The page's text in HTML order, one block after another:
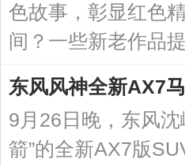
色故事，彰显红色
间？一些新老作品
东风风神全新AX7
9月26日晚，东风
箭”的全新AX7版